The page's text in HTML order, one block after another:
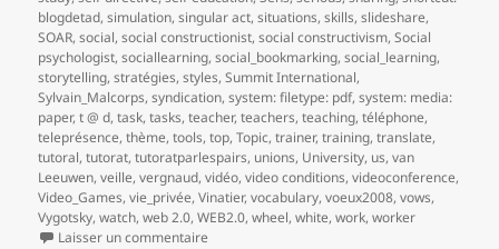
blogdetad,simulation,singular act,situations,skills,slideshare,
SOAR,social,social constructionist,social constructivism,Social
psychologist,sociallearning,social_bookmarking,social_learning,
storytelling,stratégies,styles,Summit International,
Sylvain_Malcorps,syndication,system: filetype: pdf,system: media:
paper,t @ d,task,tasks,teacher,teachers,teaching,téléphone,
teleprésence,thème,tools,top,Topic,trainer,training,translate,
tutoral,tutorat,tutoratparlespairs, unions, University, us,van
Leeuwen,veille,vergnaud,vidéo,video conditions,videoconference,
Video_Games,vie_privée,Vinatier,vocabulary,voeux2008,vows,
Vygotsky,watch,web 2.0,WEB2.0,wheel,white,work,worker
Laisser un commentaire